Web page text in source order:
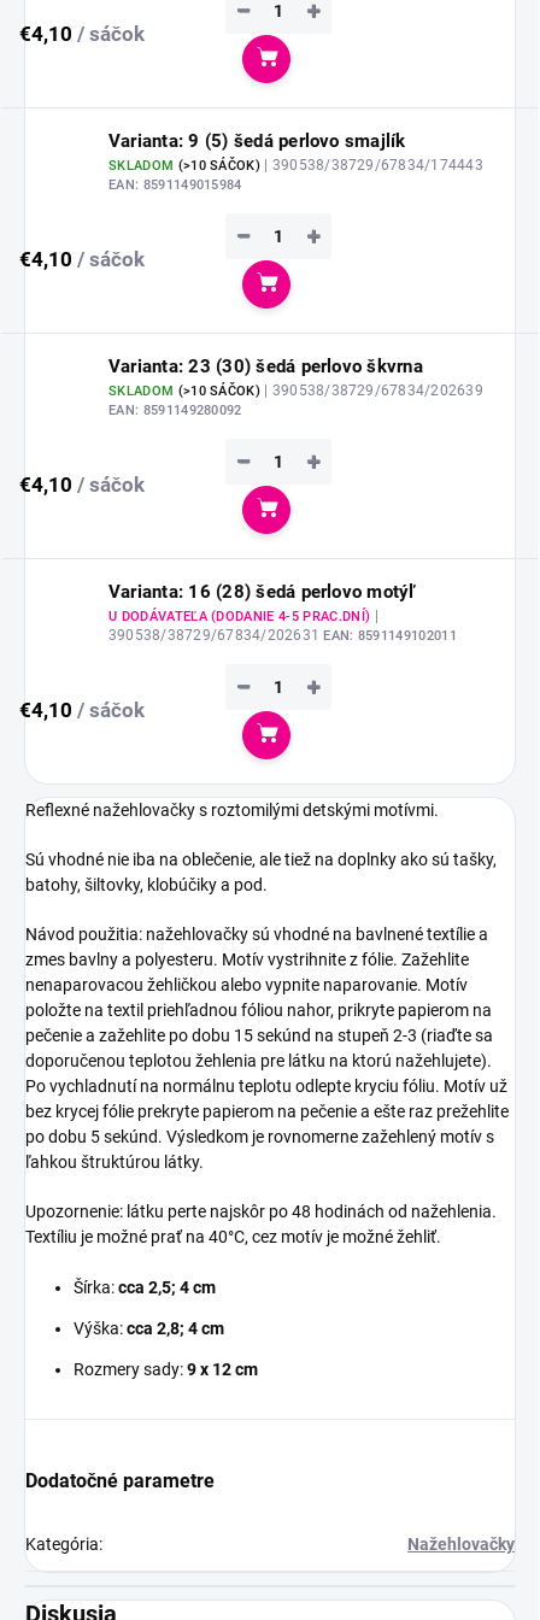
€4,10 / sáčok
+
−
Do košíka
Varianta: 9 (5) šedá perlovo smajlík
SKLADOM (>10 SÁČOK) | 390538/38729/67834/174443
EAN: 8591149015984
€4,10 / sáčok
+
−
Do košíka
Varianta: 23 (30) šedá perlovo škvrna
SKLADOM (>10 SÁČOK) | 390538/38729/67834/202639
EAN: 8591149280092
€4,10 / sáčok
+
−
Do košíka
Varianta: 16 (28) šedá perlovo motýľ
U DODÁVATEĽA (DODANIE 4-5 PRAC.DNÍ)
390538/38729/67834/202631EAN: 8591149102011
€4,10 / sáčok
+
−
Do košíka
Reflexné nažehlovačky s roztomilými detskými motívmi.
Sú vhodné nie iba na oblečenie, ale tiež na doplnky ako sú tašky,
batohy, šiltovky, klobúčiky a pod.
Návod použitia: nažehlovačky sú vhodné na bavlnené textílie a
zmes bavlny a polyesteru. Motív vystrihnite z fólie. Zažehlite
nenaparovacou žehličkou alebo vypnite naparovanie. Motív
položte na textil priehľadnou fóliou nahor, prikryte papierom na
pečenie a zažehlite po dobu 15 sekúnd na stupeň 2-3 (riaďte sa
doporučenou teplotou žehlenia pre látku na ktorú nažehlujete).
Po vychladnutí na normálnu teplotu odlepte kryciu fóliu. Motív už
bez krycej fólie prekryte papierom na pečenie a ešte raz prežehlite
po dobu 5 sekúnd. Výsledkom je rovnomerne zažehlený motív s
ľahkou štruktúrou látky.
Upozornenie: látku perte najskôr po 48 hodinách od nažehlenia.
Textíliu je možné prať na 40°C, cez motív je možné žehliť.
Šírka:cca 2,5; 4 cm
Výška:cca 2,8; 4 cm
Rozmery sady:9 x 12 cm
Dodatočné parametre
Kategória: Nažehlovačky
Diskusia